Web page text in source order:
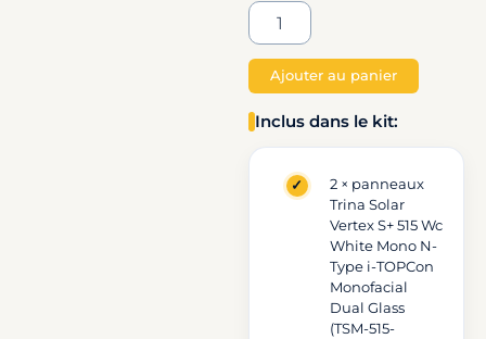
€ 1.019,00.
quantité
de
Kit
solaire
Plug
and
1030
Ajouter au panier
Inclus dans le kit:
2 × panneaux
Trina Solar
Vertex S+ 515 Wc
White Mono N-
Type i-TOPCon
Monofacial
Dual Glass
(TSM-515-